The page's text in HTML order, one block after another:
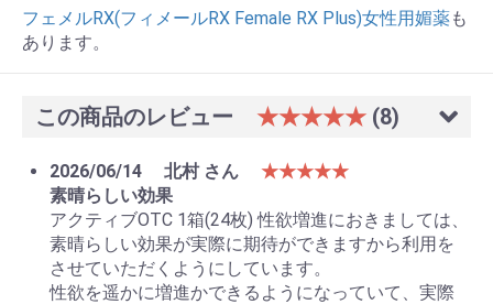
フェメルRX(フィメールRX Female RX Plus)女性用媚薬も
あります。
この商品のレビュー ★★★★★ (8)
2026/06/14 北村 さん
★★★★★
素晴らしい効果
アクティブOTC 1箱(24枚) 性欲増進におきましては、
素晴らしい効果が実際に期待ができますから利用を
させていただくようにしています。
性欲を遥かに増進かできるようになっていて、実際